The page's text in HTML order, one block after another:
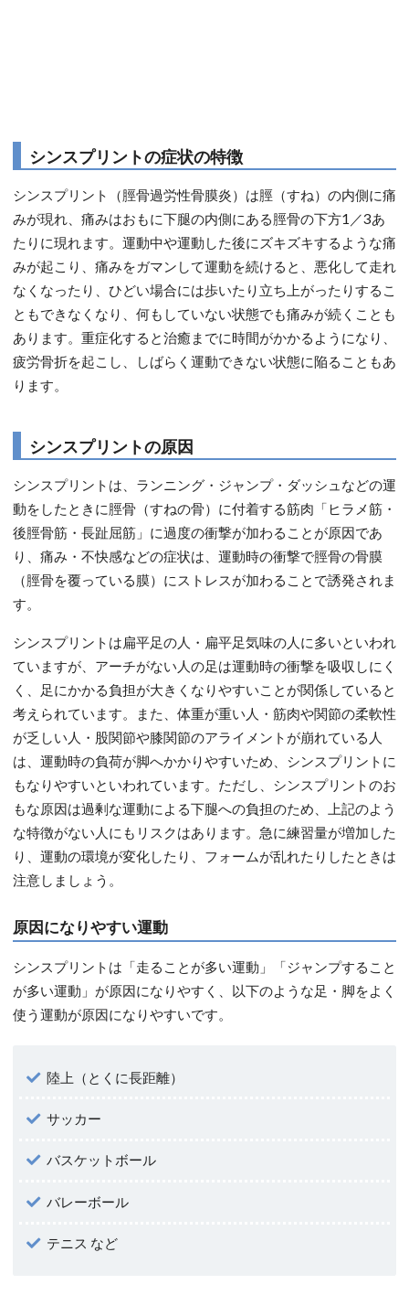
シンスプリントの症状の特徴
シンスプリント（脛骨過労性骨膜炎）は脛（すね）の内側に痛
みが現れ、痛みはおもに下腿の内側にある脛骨の下方1／3あ
たりに現れます。運動中や運動した後にズキズキするような痛
みが起こり、痛みをガマンして運動を続けると、悪化して走れ
なくなったり、ひどい場合には歩いたり立ち上がったりするこ
ともできなくなり、何もしていない状態でも痛みが続くことも
あります。重症化すると治癒までに時間がかかるようになり、
疲労骨折を起こし、しばらく運動できない状態に陥ることもあ
ります。
シンスプリントの原因
シンスプリントは、ランニング・ジャンプ・ダッシュなどの運
動をしたときに脛骨（すねの骨）に付着する筋肉「ヒラメ筋・
後脛骨筋・長趾屈筋」に過度の衝撃が加わることが原因であ
り、痛み・不快感などの症状は、運動時の衝撃で脛骨の骨膜
（脛骨を覆っている膜）にストレスが加わることで誘発されま
す。
シンスプリントは扁平足の人・扁平足気味の人に多いといわれ
ていますが、アーチがない人の足は運動時の衝撃を吸収しにく
く、足にかかる負担が大きくなりやすいことが関係していると
考えられています。また、体重が重い人・筋肉や関節の柔軟性
が乏しい人・股関節や膝関節のアライメントが崩れている人
は、運動時の負荷が脚へかかりやすいため、シンスプリントに
もなりやすいといわれています。ただし、シンスプリントのお
もな原因は過剰な運動による下腿への負担のため、上記のよう
な特徴がない人にもリスクはあります。急に練習量が増加した
り、運動の環境が変化したり、フォームが乱れたりしたときは
注意しましょう。
原因になりやすい運動
シンスプリントは「走ることが多い運動」「ジャンプすること
が多い運動」が原因になりやすく、以下のような足・脚をよく
使う運動が原因になりやすいです。
陸上（とくに長距離）
サッカー
バスケットボール
バレーボール
テニス など